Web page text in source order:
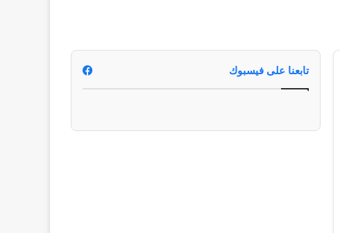
تابعنا على فيسبوك